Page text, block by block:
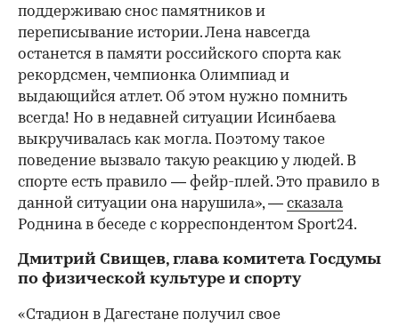
поддерживаю снос памятников и
переписывание истории. Лена навсегда
останется в памяти российского спорта как
рекордсмен, чемпионка Олимпиад и
выдающийся атлет. Об этом нужно помнить
всегда! Но в недавней ситуации Исинбаева
выкручивалась как могла. Поэтому такое
поведение вызвало такую реакцию у людей. В
спорте есть правило — фейр-плей. Это правило в
данной ситуации она нарушила», — сказала
Роднина в беседе с корреспондентом Sport24.
Дмитрий Свищев, глава комитета Госдумы
по физической культуре и спорту
«Стадион в Дагестане получил свое